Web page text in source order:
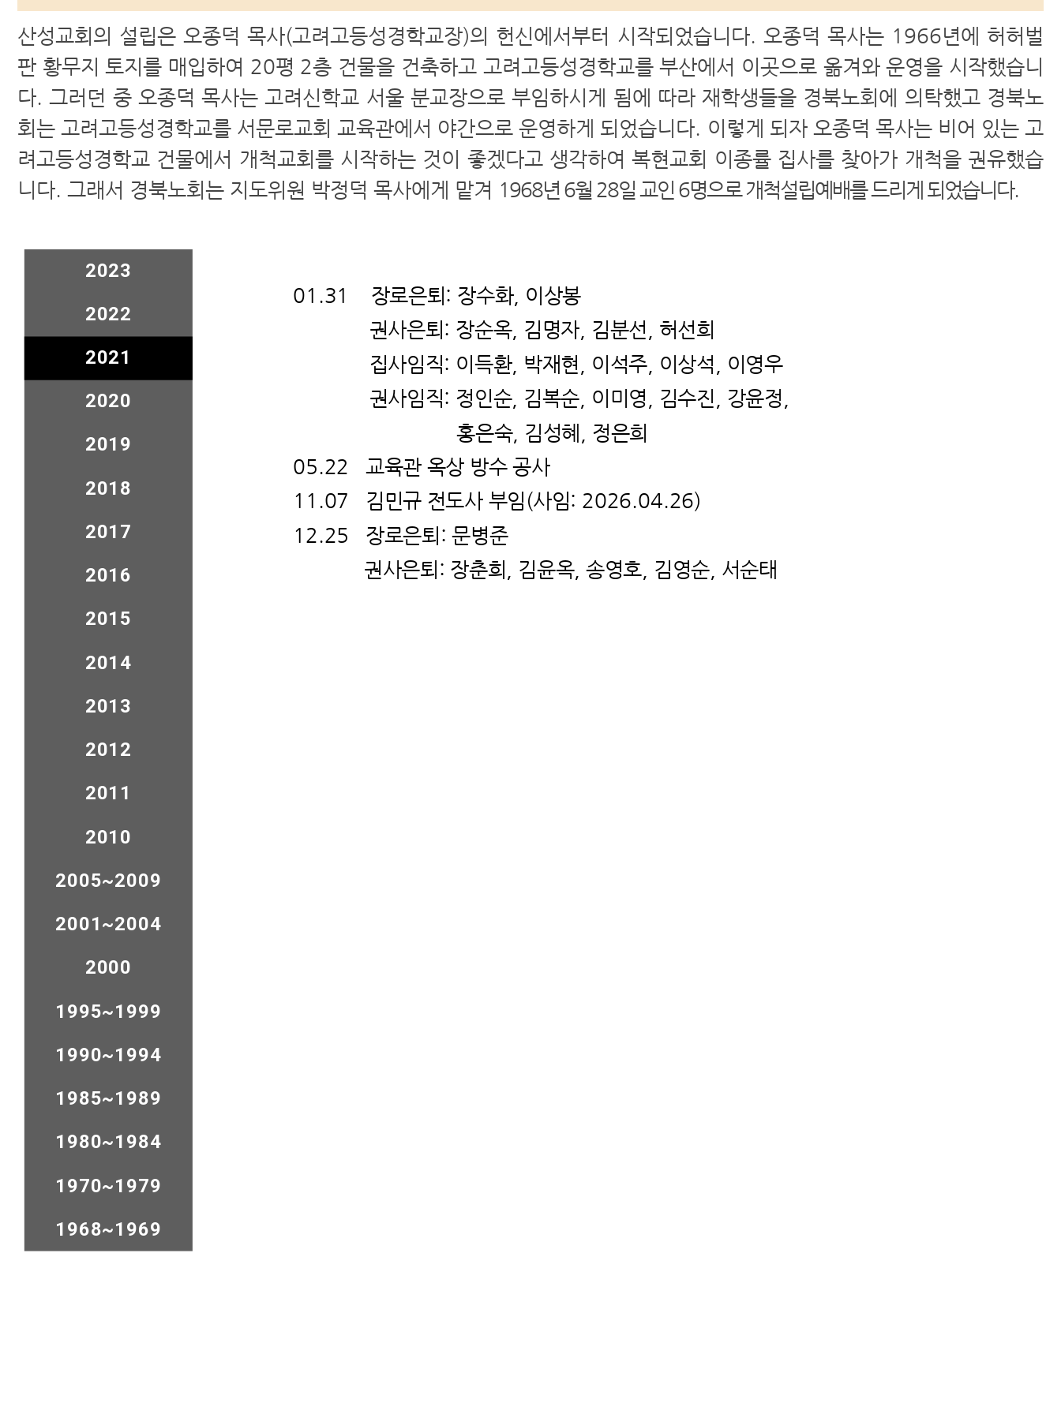
산성교회의 설립은 오종덕 목사(고려고등성경학교장)의 헌신에서부터 시작되었습니다. 오종덕 목사는 1966년에 허허벌
판 황무지 토지를 매입하여 20평 2층 건물을 건축하고 고려고등성경학교를 부산에서 이곳으로 옮겨와 운영을 시작했습니
다. 그러던 중 오종덕 목사는 고려신학교 서울 분교장으로 부임하시게 됨에 따라 재학생들을 경북노회에 의탁했고 경북노
회는 고려고등성경학교를 서문로교회 교육관에서 야간으로 운영하게 되었습니다. 이렇게 되자 오종덕 목사는 비어 있는 고
려고등성경학교 건물에서 개척교회를 시작하는 것이 좋겠다고 생각하여 복현교회 이종률 집사를 찾아가 개척을 권유했습
니다. 그래서 경북노회는 지도위원 박정덕 목사에게 맡겨 1968년 6월 28일 교인 6명으로 개척설립예배를 드리게 되었습니다.
2023
2022
2021
2020
2019
2018
2017
2016
2015
2014
2013
2012
2011
2010
2005~2009
2001~2004
2000
1995~1999
1990~1994
1985~1989
1980~1984
1970~1979
1968~1969
01.31 장로은퇴: 장수화, 이상봉
권사은퇴: 장순옥, 김명자, 김분선, 허선희
집사임직: 이득환, 박재현, 이석주, 이상석, 이영우
권사임직: 정인순, 김복순, 이미영, 김수진, 강윤정,
홍은숙, 김성혜, 정은희
05.22 교육관 옥상 방수 공사
11.07 김민규 전도사 부임(사임: 2026.04.26)
12.25 장로은퇴: 문병준
권사은퇴: 장춘희, 김윤옥, 송영호, 김영순, 서순태